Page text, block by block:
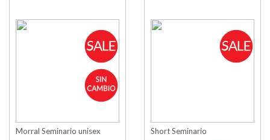
Morral Seminario unisex Short Seminario